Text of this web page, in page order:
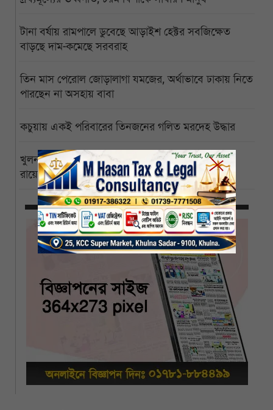
টানা বর্ষায় রামপালে ডুবেছে আড়াইশ হেক্টর সবজিক্ষেত
বাড়ছে দাম-কমেছে সরবরাহ
তিন মাস পেরোল জোড়ালাগা যমজের, অর্থাভাবে ঢাকায় নিতে
পারছেন না অসহায় বাবা
কচুয়ায় একই পরিবারের তিনজনের গলিত মরদেহ উদ্ধার
খুলনা বিশ্ববিদ্যালয়ের পাইকগাছা ক্যাম্পাস বিজ্ঞানী পিসি
রায়ের নামে নামকরণের দাবি